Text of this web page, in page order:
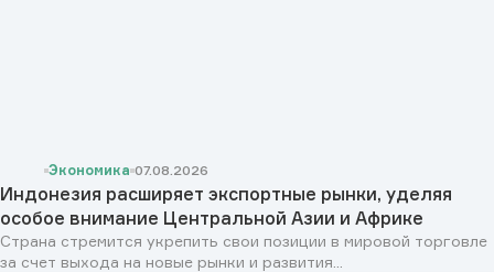
Экономика 07.08.2026
Индонезия расширяет экспортные рынки, уделяя
особое внимание Центральной Азии и Африке
Страна стремится укрепить свои позиции в мировой торговле
за счет выхода на новые рынки и развития...